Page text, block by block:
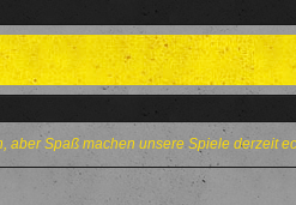
aber Spaß machen unsere Spiele derzeit